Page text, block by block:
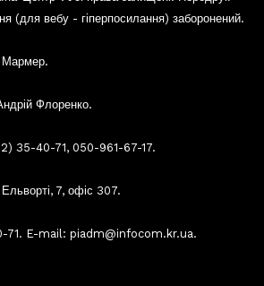
(для вебу - гіперпосилання) заборонений.
Флоренко.
35-40-71, 050-961-67-17.
7, офіс 307.
E-mail: piadm@infocom.kr.ua.